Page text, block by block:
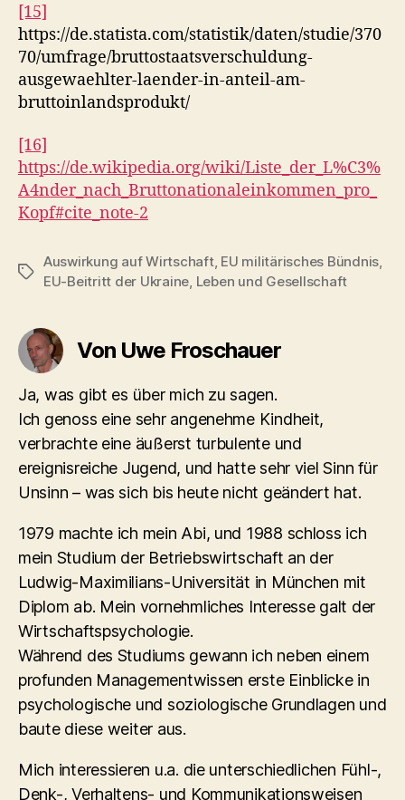
[15]
https://de.statista.com/statistik/daten/studie/370
70/umfrage/bruttostaatsverschuldung-
ausgewaehlter-laender-in-anteil-am-
bruttoinlandsprodukt/
[16]
https://de.wikipedia.org/wiki/Liste_der_L%C3%
A4nder_nach_Bruttonationaleinkommen_pro_
Kopf#cite_note-2
Schlagwörter
Auswirkung auf Wirtschaft, EU militärisches Bündnis,
EU-Beitritt der Ukraine, Leben und Gesellschaft
Von Uwe Froschauer
Ja, was gibt es über mich zu sagen.
Ich genoss eine sehr angenehme Kindheit,
verbrachte eine äußerst turbulente und
ereignisreiche Jugend, und hatte sehr viel Sinn für
Unsinn – was sich bis heute nicht geändert hat.
1979 machte ich mein Abi, und 1988 schloss ich
mein Studium der Betriebswirtschaft an der
Ludwig-Maximilians-Universität in München mit
Diplom ab. Mein vornehmliches Interesse galt der
Wirtschaftspsychologie.
Während des Studiums gewann ich neben einem
profunden Managementwissen erste Einblicke in
psychologische und soziologische Grundlagen und
baute diese weiter aus.
Mich interessieren u.a. die unterschiedlichen Fühl-,
Denk-, Verhaltens- und Kommunikationsweisen